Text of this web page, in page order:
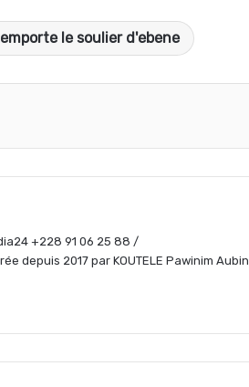
le soulier d'ebene
+228 91 06 25 88 /
depuis 2017 par KOUTELE Pawinim Aubin